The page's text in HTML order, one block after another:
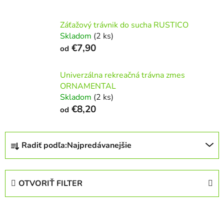
Záťažový trávnik do sucha RUSTICO
Skladom (2 ks)
od €7,90
Univerzálna rekreačná trávna zmes
ORNAMENTAL
Skladom (2 ks)
od €8,20
a
d
Radiť podľa:Najpredávanejšie
OTVORIŤ FILTER